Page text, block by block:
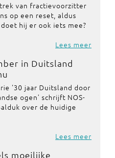
van fractievoorzitter
op een reset, aldus
hij er ook iets mee?
Lees meer
in Duitsland
'30 jaar Duitsland door
ogen' schrijft NOS-
over de huidige
Lees meer
moeilijke